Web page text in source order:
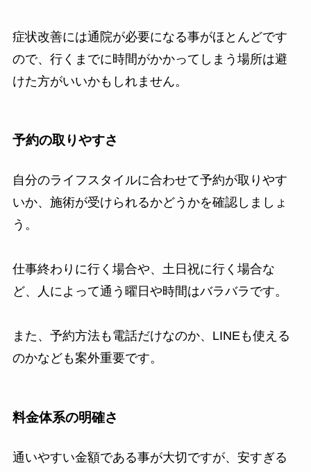
症状改善には通院が必要になる事がほとんどです
ので、行くまでに時間がかかってしまう場所は避
けた方がいいかもしれません。
予約の取りやすさ
自分のライフスタイルに合わせて予約が取りやす
いか、施術が受けられるかどうかを確認しましょ
う。
仕事終わりに行く場合や、土日祝に行く場合な
ど、人によって通う曜日や時間はバラバラです。
また、予約方法も電話だけなのか、LINEも使える
のかなども案外重要です。
料金体系の明確さ
通いやすい金額である事が大切ですが、安すぎる